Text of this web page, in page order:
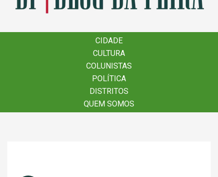
CIDADE
CULTURA
COLUNISTAS
POLÍTICA
DISTRITOS
QUEM SOMOS
CIDADE
CULTURA
COLUNISTAS
POLÍTICA
DISTRITOS
QUEM SOMOS